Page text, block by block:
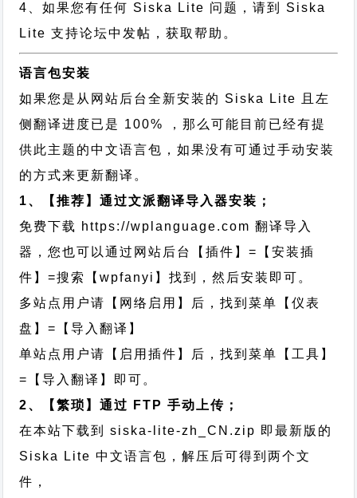
4、如果您有任何 Siska Lite 问题，请到 Siska
Lite 支持论坛中发帖，获取帮助。
语言包安装
如果您是从网站后台全新安装的 Siska Lite 且左
侧翻译进度已是 100% ，那么可能目前已经有提
供此主题的中文语言包，如果没有可通过手动安装
的方式来更新翻译。
1、【推荐】通过文派翻译导入器安装；
免费下载 https://wplanguage.com 翻译导入
器，您也可以通过网站后台【插件】=【安装插
件】=搜索【wpfanyi】找到，然后安装即可。
多站点用户请【网络启用】后，找到菜单【仪表
盘】=【导入翻译】
单站点用户请【启用插件】后，找到菜单【工具】
=【导入翻译】即可。
2、【繁琐】通过 FTP 手动上传；
在本站下载到siska-lite-zh_CN.zip 即最新版的
Siska Lite 中文语言包，解压后可得到两个文
件，